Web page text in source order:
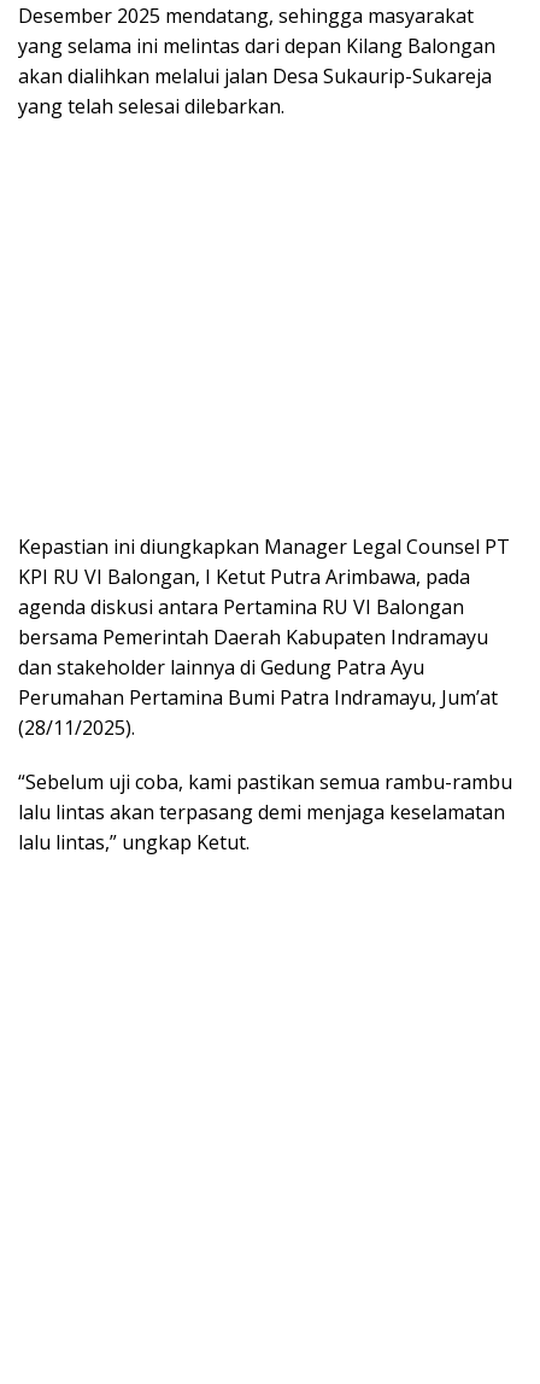
Desember 2025 mendatang, sehingga masyarakat
yang selama ini melintas dari depan Kilang Balongan
akan dialihkan melalui jalan Desa Sukaurip-Sukareja
yang telah selesai dilebarkan.
Kepastian ini diungkapkan Manager Legal Counsel PT
KPI RU VI Balongan, I Ketut Putra Arimbawa, pada
agenda diskusi antara Pertamina RU VI Balongan
bersama Pemerintah Daerah Kabupaten Indramayu
dan stakeholder lainnya di Gedung Patra Ayu
Perumahan Pertamina Bumi Patra Indramayu, Jum’at
(28/11/2025).
“Sebelum uji coba, kami pastikan semua rambu-rambu
lalu lintas akan terpasang demi menjaga keselamatan
lalu lintas,” ungkap Ketut.